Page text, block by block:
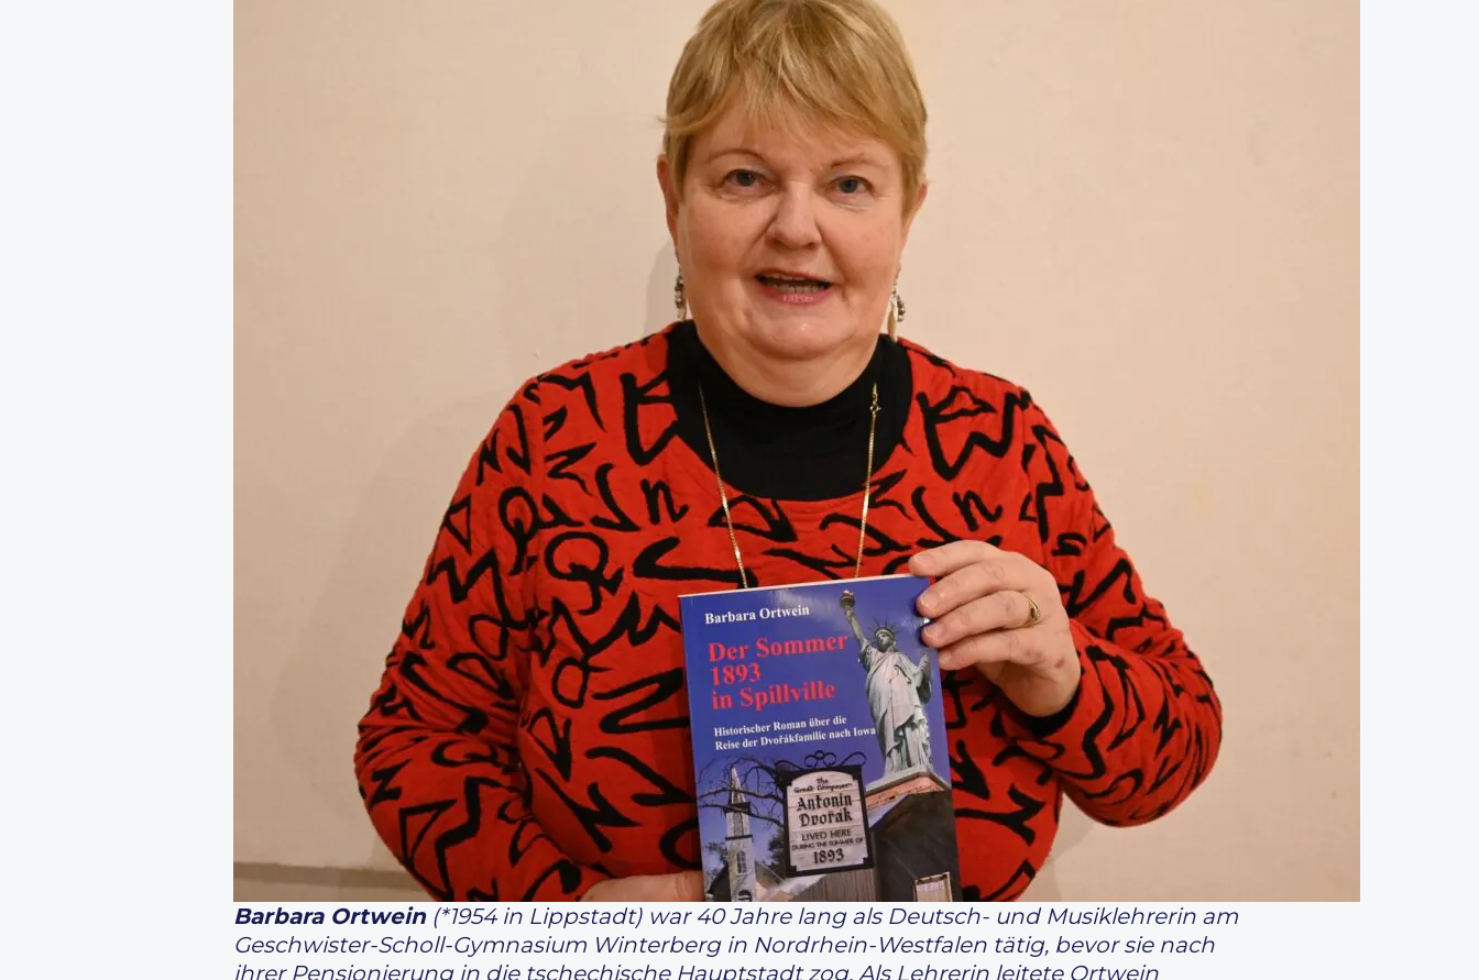
Barbara Ortwein(*1954 in Lippstadt) war 40 Jahre lang als Deutsch- und Musiklehrerin am
Geschwister-Scholl-Gymnasium Winterberg in Nordrhein-Westfalen tätig, bevor sie nach
ihrer Pensionierung in die tschechische Hauptstadt zog. Als Lehrerin leitete Ortwein